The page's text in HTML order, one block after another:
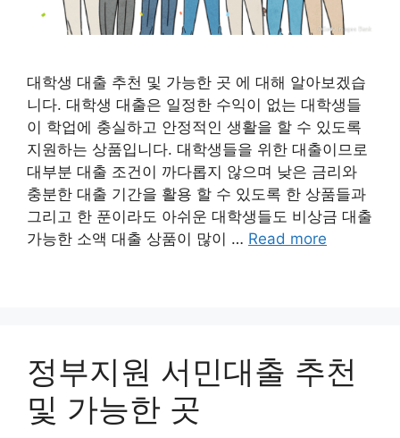
대학생 대출 추천 및 가능한 곳 에 대해 알아보겠습
니다. 대학생 대출은 일정한 수익이 없는 대학생들
이 학업에 충실하고 안정적인 생활을 할 수 있도록
지원하는 상품입니다. 대학생들을 위한 대출이므로
대부분 대출 조건이 까다롭지 않으며 낮은 금리와
충분한 대출 기간을 활용 할 수 있도록 한 상품들과
그리고 한 푼이라도 아쉬운 대학생들도 비상금 대출
가능한 소액 대출 상품이 많이 … Read more
정부지원 서민대출 추천
및 가능한 곳